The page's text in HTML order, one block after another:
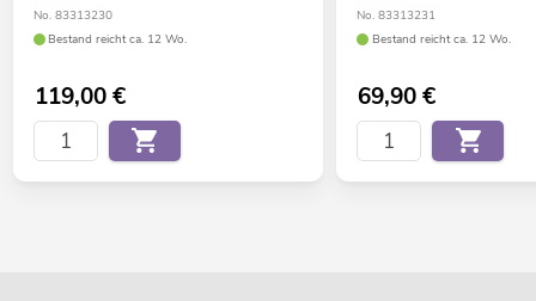
No. 83313230
Bestand reicht ca. 12 Wo.
119,00€
No. 83313231
Bestand reicht ca. 12 Wo.
69,90€